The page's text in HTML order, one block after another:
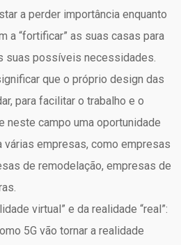
a perder importância enquanto
a “fortificar” as suas casas para
suas possíveis necessidades.
que o próprio design das
para facilitar o trabalho e o
neste campo uma oportunidade
várias empresas, como empresas
de remodelação, empresas de
virtual” e da realidade “real”:
5G vão tornar a realidade